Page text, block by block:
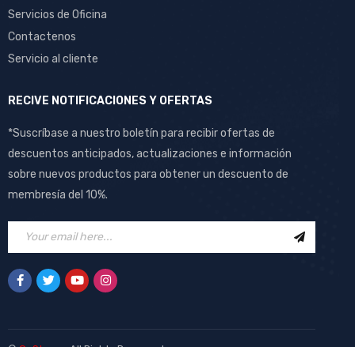
Servicios de Oficina
Contactenos
Servicio al cliente
RECIVE NOTIFICACIONES Y OFERTAS
*Suscríbase a nuestro boletín para recibir ofertas de
descuentos anticipados, actualizaciones e información
sobre nuevos productos para obtener un descuento de
membresía del 10%.